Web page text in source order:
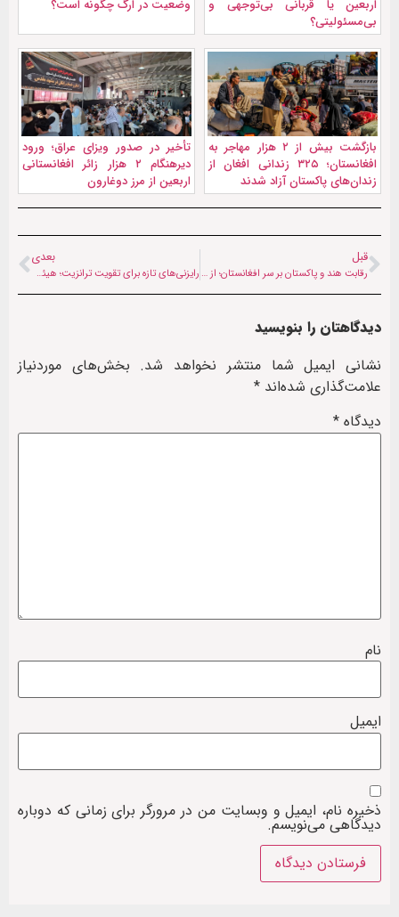
اربعین یا قربانی بی‌توجهی و
بی‌مسئولیتی؟
وضعیت در ارگ چگونه است؟
بازگشت بیش از ۲ هزار مهاجر به
افغانستان؛ ۳۲۵ زندانی افغان از
زندان‌های پاکستان آزاد شدند
تأخیر در صدور ویزای عراق؛ ورود
دیرهنگام ۲ هزار زائر افغانستانی
اربعین از مرز دوغارون
قبل
رقابت هند و پاکستان بر سر افغانستان؛ از هشدار درانی تا محکومیت دهلی
بعدی
رایزنی‌های تازه برای تقویت ترانزیت؛ هیئت راه‌آهن ایران در هرات با والی طالبان دیدار کرد
دیدگاهتان را بنویسید
نشانی ایمیل شما منتشر نخواهد شد. بخش‌های موردنیاز
علامت‌گذاری شده‌اند *
دیدگاه *
نام
ایمیل
ذخیره نام، ایمیل و وبسایت من در مرورگر برای زمانی که دوباره
دیدگاهی می‌نویسم.